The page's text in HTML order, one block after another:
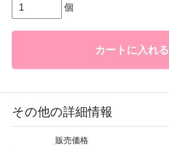
個
カートに入れる
その他の詳細情報
販売価格